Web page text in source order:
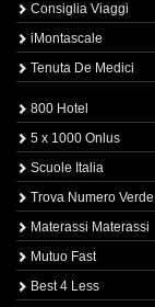
Consiglia Viaggi
iMontascale
Tenuta De Medici
800 Hotel
5 x 1000 Onlus
Scuole Italia
Trova Numero Verde
Materassi Materassi
Mutuo Fast
Best 4 Less